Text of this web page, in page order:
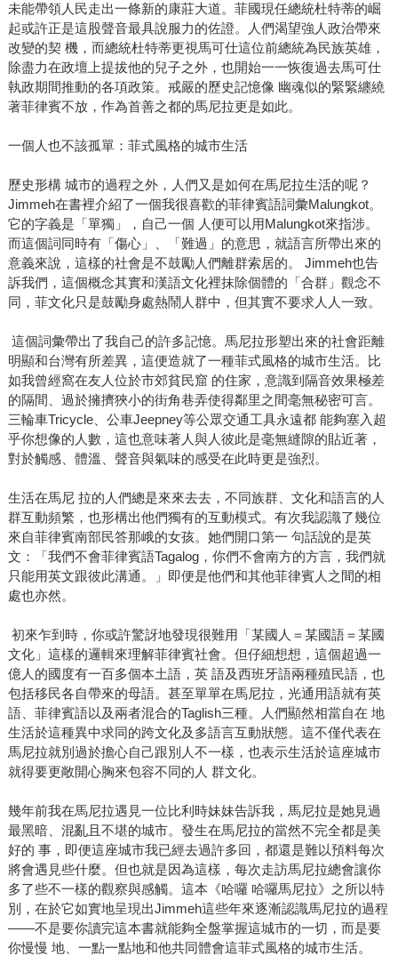
未能帶領人民走出一條新的康莊大道。菲國現任總統杜特蒂的崛
起或許正是這股聲音最具說服力的佐證。人們渴望強人政治帶來
改變的契 機，而總統杜特蒂更視馬可仕這位前總統為民族英雄，
除盡力在政壇上提拔他的兒子之外，也開始一一恢復過去馬可仕
執政期間推動的各項政策。戒嚴的歷史記憶像 幽魂似的緊緊纏繞
著菲律賓不放，作為首善之都的馬尼拉更是如此。
一個人也不該孤單：菲式風格的城市生活
歷史形構 城市的過程之外，人們又是如何在馬尼拉生活的呢？
Jimmeh在書裡介紹了一個我很喜歡的菲律賓語詞彙Malungkot。
它的字義是「單獨」，自己一個 人便可以用Malungkot來指涉。
而這個詞同時有「傷心」、「難過」的意思，就語言所帶出來的
意義來說，這樣的社會是不鼓勵人們離群索居的。 Jimmeh也告
訴我們，這個概念其實和漢語文化裡抹除個體的「合群」觀念不
同，菲文化只是鼓勵身處熱鬧人群中，但其實不要求人人一致。
這個詞彙帶出了我自己的許多記憶。馬尼拉形塑出來的社會距離
明顯和台灣有所差異，這便造就了一種菲式風格的城市生活。比
如我曾經窩在友人位於市郊貧民窟 的住家，意識到隔音效果極差
的隔間、過於擁擠狹小的街角巷弄使得鄰里之間毫無秘密可言。
三輪車Tricycle、公車Jeepney等公眾交通工具永遠都 能夠塞入超
乎你想像的人數，這也意味著人與人彼此是毫無縫隙的貼近著，
對於觸感、體溫、聲音與氣味的感受在此時更是強烈。
生活在馬尼 拉的人們總是來來去去，不同族群、文化和語言的人
群互動頻繁，也形構出他們獨有的互動模式。有次我認識了幾位
來自菲律賓南部民答那峨的女孩。她們開口第一 句話說的是英
文：「我們不會菲律賓語Tagalog，你們不會南方的方言，我們就
只能用英文跟彼此溝通。」即便是他們和其他菲律賓人之間的相
處也亦然。
初來乍到時，你或許驚訝地發現很難用「某國人＝某國語＝某國
文化」這樣的邏輯來理解菲律賓社會。但仔細想想，這個超過一
億人的國度有一百多個本土語，英 語及西班牙語兩種殖民語，也
包括移民各自帶來的母語。甚至單單在馬尼拉，光通用語就有英
語、菲律賓語以及兩者混合的Taglish三種。人們顯然相當自在 地
生活於這種異中求同的跨文化及多語言互動狀態。這不僅代表在
馬尼拉就別過於擔心自己跟別人不一樣，也表示生活於這座城市
就得要更敞開心胸來包容不同的人 群文化。
幾年前我在馬尼拉遇見一位比利時妹妹告訴我，馬尼拉是她見過
最黑暗、混亂且不堪的城市。發生在馬尼拉的當然不完全都是美
好的 事，即便這座城市我已經去過許多回，都還是難以預料每次
將會遇見些什麼。但也就是因為這樣，每次走訪馬尼拉總會讓你
多了些不一樣的觀察與感觸。這本《哈囉 哈囉馬尼拉》之所以特
別，在於它如實地呈現出Jimmeh這些年來逐漸認識馬尼拉的過程
——不是要你讀完這本書就能夠全盤掌握這城市的一切，而是要
你慢慢 地、一點一點地和他共同體會這菲式風格的城市生活。